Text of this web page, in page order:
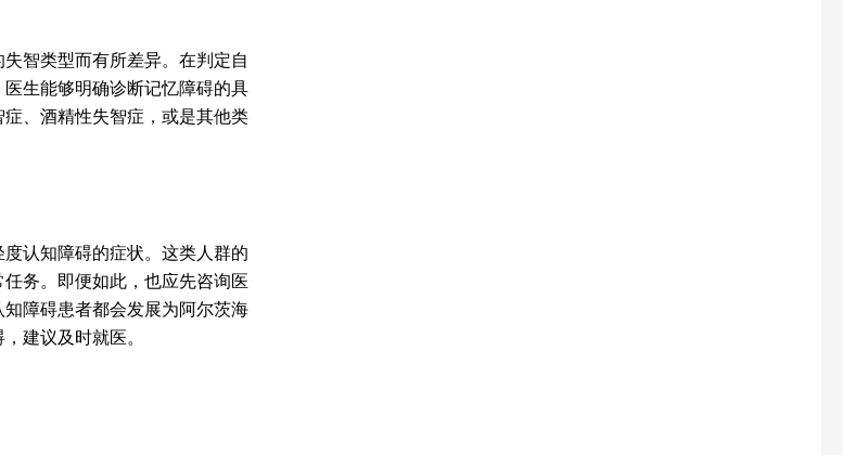
智类型而有所差异。在判定自
生能够明确诊断记忆障碍的具
、酒精性失智症，或是其他类
认知障碍的症状。这类人群的
务。即便如此，也应先咨询医
障碍患者都会发展为阿尔茨海
建议及时就医。